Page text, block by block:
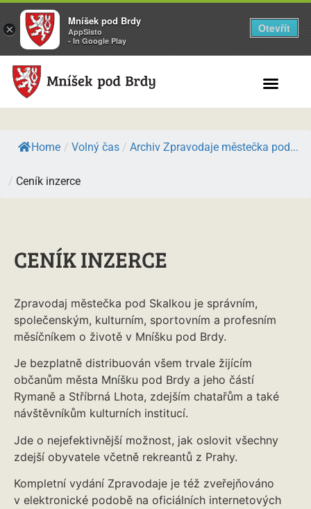
Home / Volný čas / Archiv Zpravodaje městečka pod...
/ Ceník inzerce
CENÍK INZERCE
Zpravodaj městečka pod Skalkou je správním,
společenským, kulturním, sportovním a profesním
měsíčníkem o životě v Mníšku pod Brdy.
Je bezplatně distribuován všem trvale žijícím
občanům města Mníšku pod Brdy a jeho částí
Rymaně a Stříbrná Lhota, zdejším chatařům a také
návštěvníkům kulturních institucí.
Jde o nejefektivnější možnost, jak oslovit všechny
zdejší obyvatele včetně rekreantů z Prahy.
Kompletní vydání Zpravodaje je též zveřejňováno
v elektronické podobě na oficiálních internetových
×
Mníšek pod Brdy
AppSisto
- In Google Play
Otevřít